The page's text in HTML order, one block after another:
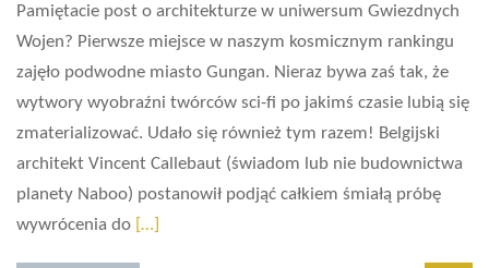
Pamiętacie post o architekturze w uniwersum Gwiezdnych
Wojen? Pierwsze miejsce w naszym kosmicznym rankingu
zajęło podwodne miasto Gungan. Nieraz bywa zaś tak, że
wytwory wyobraźni twórców sci-fi po jakimś czasie lubią się
zmaterializować. Udało się również tym razem! Belgijski
architekt Vincent Callebaut (świadom lub nie budownictwa
planety Naboo) postanowił podjąć całkiem śmiałą próbę
wywrócenia do […]